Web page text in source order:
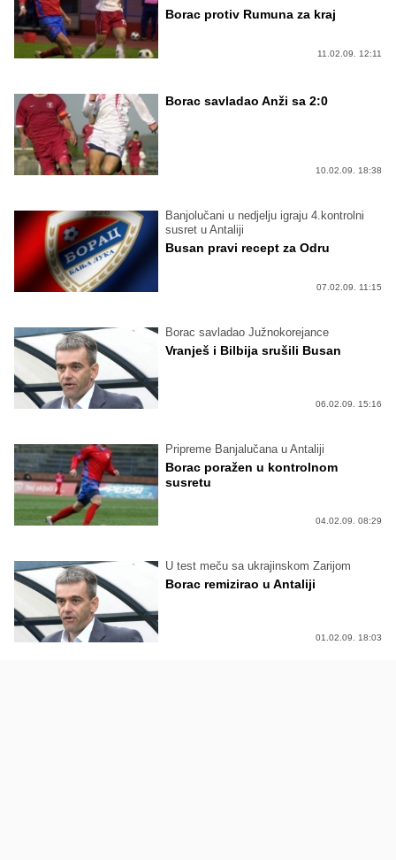
Borac protiv Rumuna za kraj
11.02.09. 12:11
Borac savladao Anži sa 2:0
10.02.09. 18:38
Banjolučani u nedjelju igraju 4.kontrolni
susret u Antaliji
Busan pravi recept za Odru
07.02.09. 11:15
Borac savladao Južnokorejance
Vranješ i Bilbija srušili Busan
06.02.09. 15:16
Pripreme Banjalučana u Antaliji
Borac poražen u kontrolnom
susretu
04.02.09. 08:29
U test meču sa ukrajinskom Zarijom
Borac remizirao u Antaliji
01.02.09. 18:03